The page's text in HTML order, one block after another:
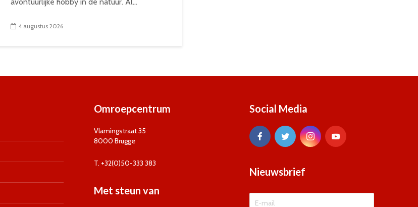
4 augustus 2026
Omroepcentrum
Vlamingstraat 35
8000 Brugge
T. +32(0)50-333 383
Met steun van
Social Media
Nieuwsbrief